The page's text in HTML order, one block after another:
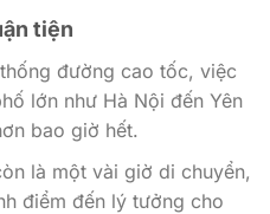
tiện
đường cao tốc, việc
lớn như Hà Nội đến Yên
bao giờ hết.
là một vài giờ di chuyển,
điểm đến lý tưởng cho